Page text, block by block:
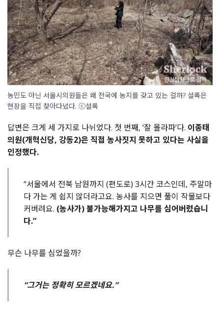
농민도 아닌 서울시의원들은 왜 전국에 농지를 갖고 있는 걸까? 셜록은
현장을 직접 찾아다녔다. ⓒ셜록
답변은 크게 세 가지로 나뉘었다. 첫 번째, ‘잘 몰라파’다. 이종태
의원(개혁신당, 강동2)은 직접 농사짓지 못하고 있다는 사실을
인정했다.
“서울에서 전북 남원까지 (편도로) 3시간 코스인데, 주말마
다 가는 게 쉽지 않더라고요. 농사를 지으면 풀이 작물보다
커버려요. (농사가) 불가능해가지고 나무를 심어버렸습니
다.”
무슨 나무를 심었을까?
“그거는 정확히 모르겠네요.”